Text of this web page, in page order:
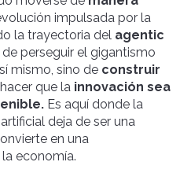
impulsada por la
la trayectoria del agentic
perseguir el gigantismo
mismo, sino de construir
que la innovación sea
Es aquí donde la
deja de ser una
en una
economía.